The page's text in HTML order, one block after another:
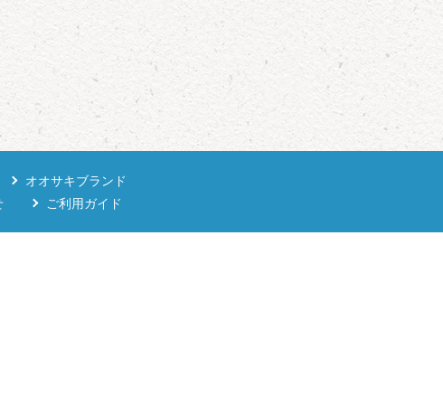
オオサキブランド
ご利用ガイド